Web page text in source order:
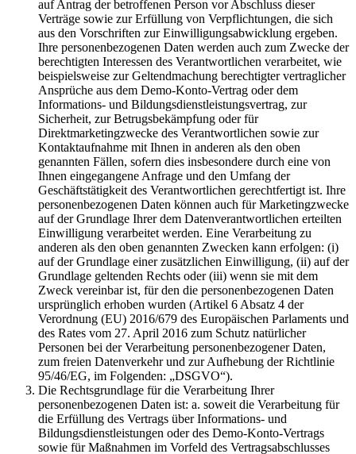
auf Antrag der betroffenen Person vor Abschluss dieser
Verträge sowie zur Erfüllung von Verpflichtungen, die sich
aus den Vorschriften zur Einwilligungsabwicklung ergeben.
Ihre personenbezogenen Daten werden auch zum Zwecke der
berechtigten Interessen des Verantwortlichen verarbeitet, wie
beispielsweise zur Geltendmachung berechtigter vertraglicher
Ansprüche aus dem Demo-Konto-Vertrag oder dem
Informations- und Bildungsdienstleistungsvertrag, zur
Sicherheit, zur Betrugsbekämpfung oder für
Direktmarketingzwecke des Verantwortlichen sowie zur
Kontaktaufnahme mit Ihnen in anderen als den oben
genannten Fällen, sofern dies insbesondere durch eine von
Ihnen eingegangene Anfrage und den Umfang der
Geschäftstätigkeit des Verantwortlichen gerechtfertigt ist. Ihre
personenbezogenen Daten können auch für Marketingzwecke
auf der Grundlage Ihrer dem Datenverantwortlichen erteilten
Einwilligung verarbeitet werden. Eine Verarbeitung zu
anderen als den oben genannten Zwecken kann erfolgen: (i)
auf der Grundlage einer zusätzlichen Einwilligung, (ii) auf der
Grundlage geltenden Rechts oder (iii) wenn sie mit dem
Zweck vereinbar ist, für den die personenbezogenen Daten
ursprünglich erhoben wurden (Artikel 6 Absatz 4 der
Verordnung (EU) 2016/679 des Europäischen Parlaments und
des Rates vom 27. April 2016 zum Schutz natürlicher
Personen bei der Verarbeitung personenbezogener Daten,
zum freien Datenverkehr und zur Aufhebung der Richtlinie
95/46/EG, im Folgenden: „DSGVO“).
Die Rechtsgrundlage für die Verarbeitung Ihrer
personenbezogenen Daten ist: a. soweit die Verarbeitung für
die Erfüllung des Vertrags über Informations- und
Bildungsdienstleistungen oder des Demo-Konto-Vertrags
sowie für Maßnahmen im Vorfeld des Vertragsabschlusses